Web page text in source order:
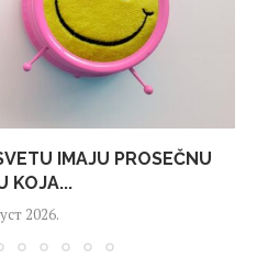
IMAJU PROSEČNU
KOJA...
2026.